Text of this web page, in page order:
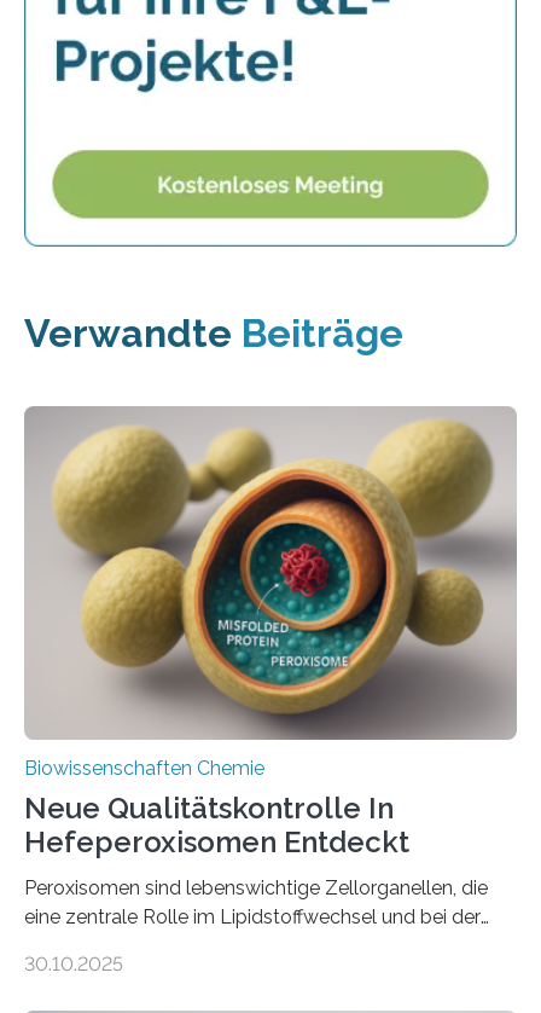
Verwandte Beiträge
Biowissenschaften Chemie
Neue Qualitätskontrolle In
Hefeperoxisomen Entdeckt
Peroxisomen sind lebenswichtige Zellorganellen, die
eine zentrale Rolle im Lipidstoffwechsel und bei der
erfüllen können, müssen zahlreiche Enzyme präzise in
30.10.2025